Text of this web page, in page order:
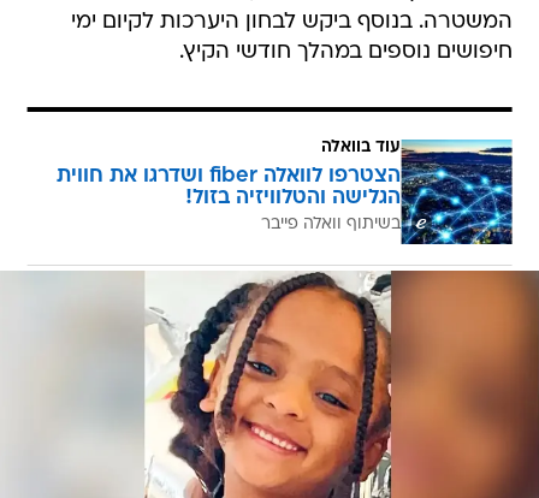
המשטרה. בנוסף ביקש לבחון היערכות לקיום ימי
חיפושים נוספים במהלך חודשי הקיץ.
עוד בוואלה
הצטרפו לוואלה fiber ושדרגו את חווית
הגלישה והטלוויזיה בזול!
בשיתוף וואלה פייבר